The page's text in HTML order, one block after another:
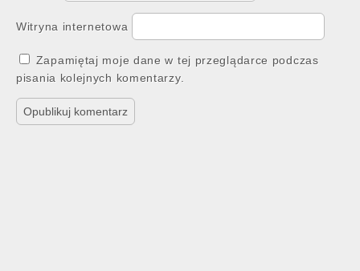
Witryna internetowa
Zapamiętaj moje dane w tej przeglądarce podczas
pisania kolejnych komentarzy.